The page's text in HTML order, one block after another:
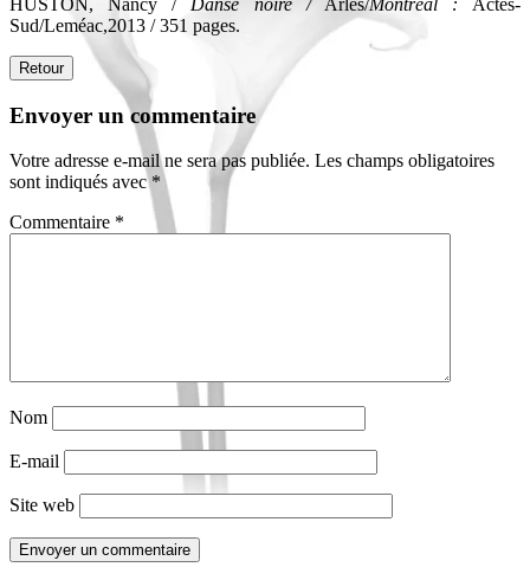
Sud/Leméac,2013 / 351 pages.
Retour
Envoyer un commentaire
Votre adresse e-mail ne sera pas publiée. Les champs obligatoires
sont indiqués avec*
Commentaire *
Nom
E-mail
Site web